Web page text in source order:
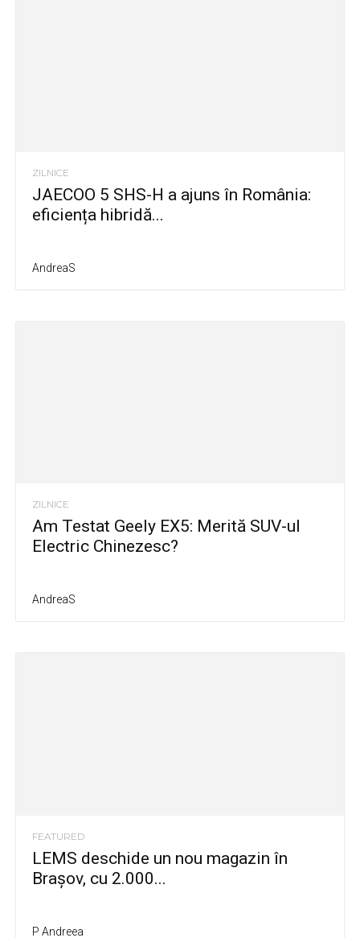
ZILNICE
JAECOO 5 SHS-H a ajuns în România:
eficiența hibridă...
AndreaS
ZILNICE
Am Testat Geely EX5: Merită SUV-ul
Electric Chinezesc?
AndreaS
FEATURED
LEMS deschide un nou magazin în
Brașov, cu 2.000...
P Andreea